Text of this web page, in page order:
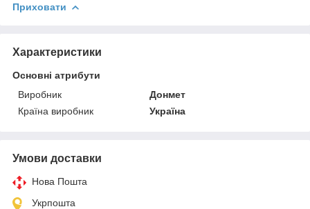
Приховати
Характеристики
Основні атрибути
Виробник
Донмет
Країна виробник
Україна
Умови доставки
Нова Пошта
Укрпошта